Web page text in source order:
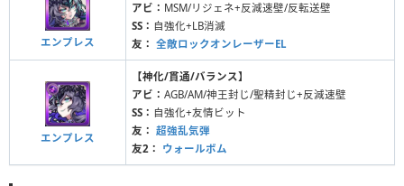
エンプレス
アビ： MSM/リジェネ+反減速壁/反転送壁
SS： 自強化+LB消滅
友： 全敵ロックオンレーザーEL
エンプレス
【神化/貫通/バランス】
アビ： AGB/AM/神王封じ/聖精封じ+反減速壁
SS： 自強化+友情ビット
友： 超強乱気弾
友2： ウォールボム